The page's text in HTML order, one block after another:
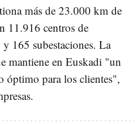
más de 23.000 km de
11.916 centros de
165 subestaciones. La
mantiene en Euskadi "un
óptimo para los clientes",